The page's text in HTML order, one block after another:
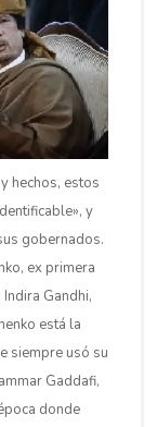
hechos, estos
y
gobernados.
ex primera
Gandhi,
está la
siempre usó su
Gaddafi,
donde